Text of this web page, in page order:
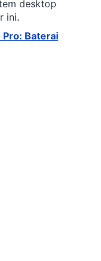
desktop
ini.
Pro: Baterai